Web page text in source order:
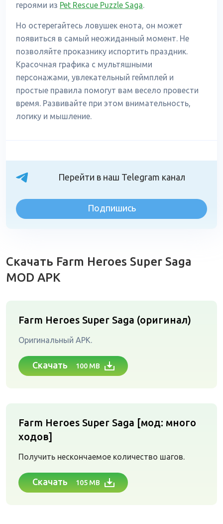
героями из Pet Rescue Puzzle Saga.
Но остерегайтесь ловушек енота, он может
появиться в самый неожиданный момент. Не
позволяйте проказнику испортить праздник.
Красочная графика с мультяшными
персонажами, увлекательный геймплей и
простые правила помогут вам весело провести
время. Развивайте при этом внимательность,
логику и мышление.
Перейти в наш Telegram канал
Подпишись
Скачать Farm Heroes Super Saga
MOD APK
Farm Heroes Super Saga (оригинал)
Оригинальный APK.
Скачать 100 MB
Farm Heroes Super Saga [мод: много
ходов]
Получить нескончаемое количество шагов.
Скачать 105 MB